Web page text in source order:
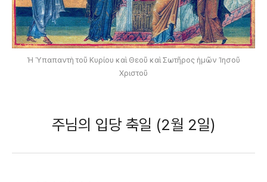
Ἡ Ὑπαπαντὴ τοῦ Κυρίου καὶ Θεοῦ καὶ Σωτῆρος ἡμῶν Ἰησοῦ
Χριστοῦ
주님의 입당 축일 (2월 2일)